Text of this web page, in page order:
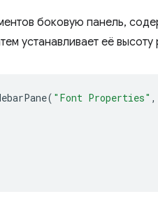
боковую панель,
устанавливает её высоту
( "Font Properties" ,